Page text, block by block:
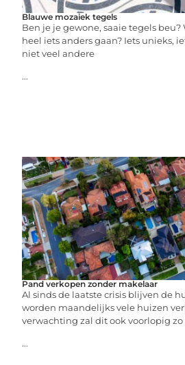
Blauwe mozaiek tegels
Ben je je gewone, saaie tegels beu?
heel iets anders gaan? Iets unieks,
niet veel andere
...
Pand verkopen zonder makelaar
Al sinds de laatste crisis blijven de
worden maandelijks vele huizen
verwachting zal dit ook voorlopig zo
...